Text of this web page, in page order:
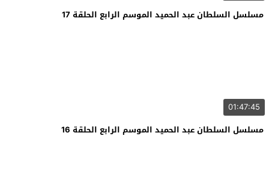
مسلسل السلطان عبد الحميد الموسم الرابع الحلقة 17
01:47:45
مسلسل السلطان عبد الحميد الموسم الرابع الحلقة 16